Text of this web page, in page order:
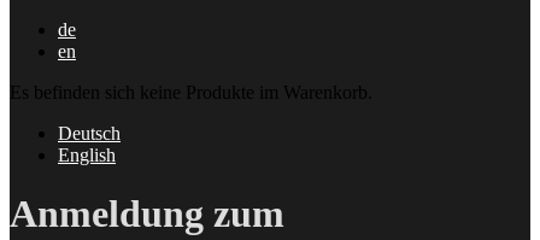
de
en
Es befinden sich keine Produkte im Warenkorb.
Deutsch
English
Anmeldung zum